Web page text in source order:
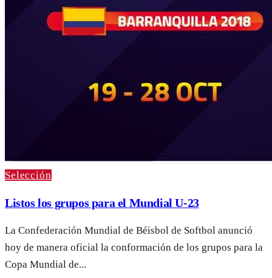
Selección
Listos los grupos para el Mundial U-23
La Confederación Mundial de Béisbol de Softbol anunció
hoy de manera oficial la conformación de los grupos para la
Copa Mundial de...